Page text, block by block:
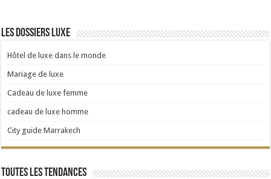
Les dossiers luxe
Hôtel de luxe dans le monde
Mariage de luxe
Cadeau de luxe femme
cadeau de luxe homme
City guide Marrakech
Toutes les tendances